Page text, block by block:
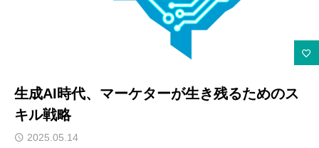
生成AI時代、マーケターが生き残るためのス
キル戦略
2025.05.14
スポンサー登録
サロン会員登録